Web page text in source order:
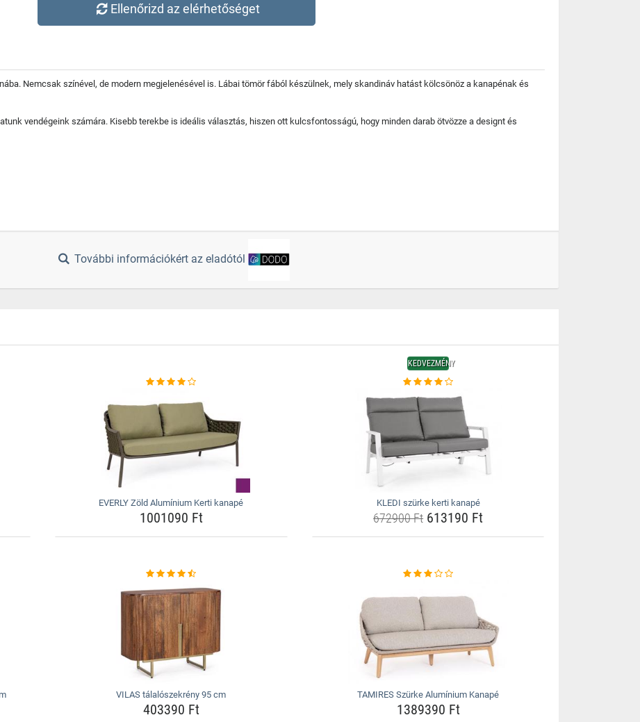
Ellenőrizd az elérhetőséget
Nemcsak színével, de modern megjelenésével is. Lábai tömör fából készülnek, mely skandináv hatást kölcsönöz a kanapénak és
vendégeink számára. Kisebb terekbe is ideális választás, hiszen ott kulcsfontosságú, hogy minden darab ötvözze a designt és
További információkért az eladótól
EVERLY Zöld Alumínium Kerti kanapé
1001090 Ft
KEDVEZMÉNY
KLEDI szürke kerti kanapé
672900 Ft 613190 Ft
VILAS tálalószekrény 95 cm
403390 Ft
TAMIRES Szürke Alumínium Kanapé
1389390 Ft